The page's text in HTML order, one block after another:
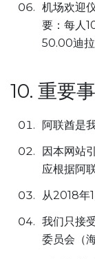
机场欢迎
要：每人
50.00迪拉
10. 重要
阿联酋是
因本网站
应根据阿
从2018年
我们只接
委员会（